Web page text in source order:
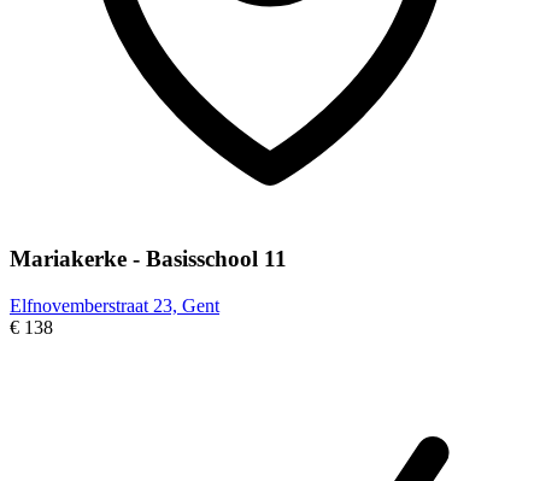
Mariakerke - Basisschool 11
Elfnovemberstraat 23, Gent
€ 138